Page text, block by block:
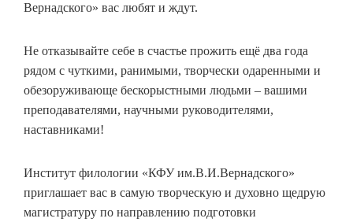
Вернадского» вас любят и ждут.
Не отказывайте себе в счастье прожить ещё два года
рядом с чуткими, ранимыми, творчески одаренными и
обезоруживающе бескорыстными людьми – вашими
преподавателями, научными руководителями,
наставниками!
Институт филологии «КФУ им.В.И.Вернадского»
приглашает вас в самую творческую и духовно щедрую
магистратуру по направлению подготовки